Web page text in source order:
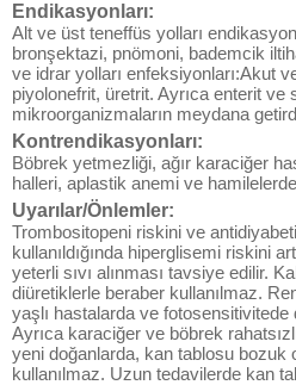
Endikasyonları:
Alt ve üst teneffüs yolları
bronşektazi, pnömoni, bademcik
ve idrar yolları enfeksiyonları:Akut
piyolonefrit, üretrit. Ayrıca enterit ve
mikroorganizmaların meydana
Kontrendikasyonları:
Böbrek yetmezliği, ağır karaciğer
halleri, aplastik anemi ve hamilelerde
Uyarılar/Önlemler:
Trombositopeni riskini ve
kullanıldığında hiperglisemi riskini
yeterli sıvı alınması tavsiye edilir.
diüretiklerle beraber kullanılmaz.
yaşlı hastalarda ve fotosensitivitede
Ayrıca karaciğer ve böbrek
yeni doğanlarda, kan tablosu bozuk
kullanılmaz. Uzun tedavilerde kan